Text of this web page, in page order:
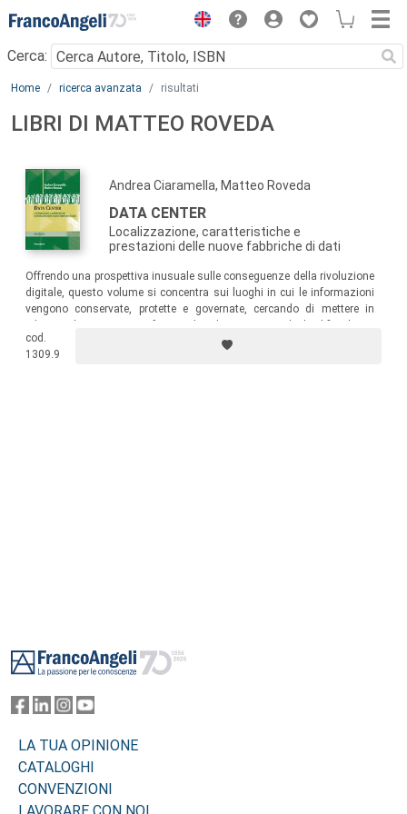
Menu
Cerca:
Main content
Home ricerca avanzata risultati
LIBRI DI MATTEO ROVEDA
Andrea Ciaramella, Matteo Roveda
DATA CENTER
Localizzazione, caratteristiche e
prestazioni delle nuove fabbriche di dati
Offrendo una prospettiva inusuale sulle conseguenze della rivoluzione
digitale, questo volume si concentra sui luoghi in cui le informazioni
vengono conservate, protette e governate, cercando di mettere in
garantiscono la funzionalità. Un testo utile per gli operatori e i
progettisti.
cod.
1309.9
LA TUA OPINIONE
CATALOGHI
CONVENZIONI